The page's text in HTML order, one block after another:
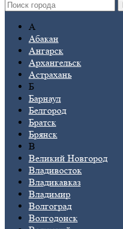
А
Абакан
Ангарск
Архангельск
Астрахань
Б
Барнаул
Белгород
Братск
Брянск
В
Великий Новгород
Владивосток
Владикавказ
Владимир
Волгоград
Волгодонск